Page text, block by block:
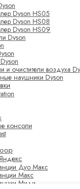
Dyson HS05
Dyson HS08
Dyson HS09
Dyson
и очистители воздуха
наушники Dyson
консоли
Дуо Макс
Макс
Миди